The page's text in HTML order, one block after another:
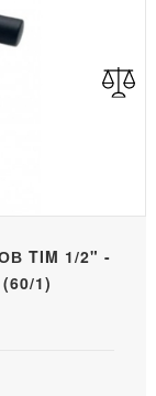
TIM 1/2" -
1)